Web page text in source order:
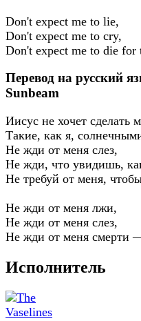
Don't expect me to lie,
Don't expect me to cry,
Don't expect me to die for
Перевод на русский
Sunbeam
Иисус не хочет сделать
Такие, как я,
Не жди от меня слез,
Не жди, что увидишь,
Не требуй от меня,
Не жди от меня лжи,
Не жди от меня слез,
Не жди от меня смерти
Исполнитель